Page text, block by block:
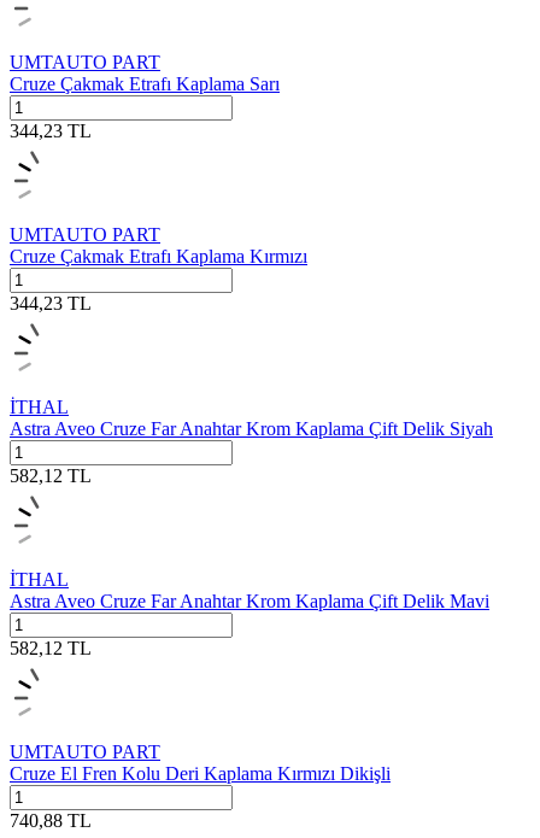
UMTAUTO PART
Cruze Çakmak Etrafı Kaplama Sarı
344,23 TL
UMTAUTO PART
Cruze Çakmak Etrafı Kaplama Kırmızı
344,23 TL
İTHAL
Astra Aveo Cruze Far Anahtar Krom Kaplama Çift Delik Siyah
582,12 TL
İTHAL
Astra Aveo Cruze Far Anahtar Krom Kaplama Çift Delik Mavi
582,12 TL
UMTAUTO PART
Cruze El Fren Kolu Deri Kaplama Kırmızı Dikişli
740,88 TL